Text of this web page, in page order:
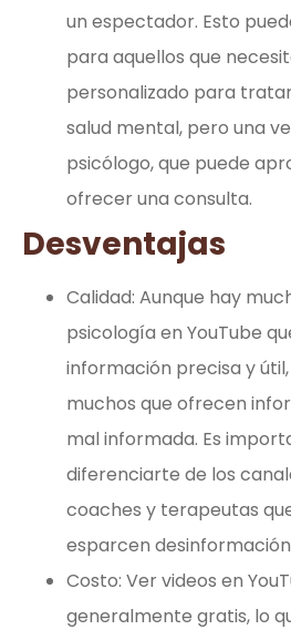
un espectador. Esto
para aquellos que
personalizado para
salud mental, pero una
psicólogo, que puede
ofrecer una consulta.
Desventajas
Calidad: Aunque hay
psicología en YouTube
información precisa y
muchos que ofrecen
mal informada. Es
diferenciarte de los
coaches y terapeutas
esparcen
Costo: Ver videos en
generalmente gratis, lo